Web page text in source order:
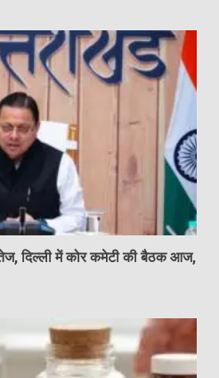
तेज, दिल्ली में कोर कमेटी की बैठक आज,